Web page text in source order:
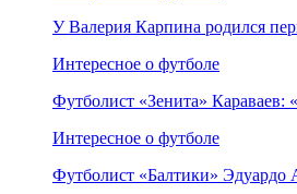
У Валерия Карпина родился
Интересное о футболе
Футболист «Зенита» Караваев:
Интересное о футболе
Футболист «Балтики» Эдуардо